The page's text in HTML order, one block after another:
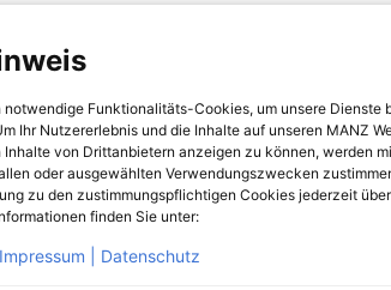
Funktionalitäts-Cookies, um unsere Dienste
Ihr Nutzererlebnis und die Inhalte auf unseren MANZ
von Drittanbietern anzeigen zu können, werden
oder ausgewählten Verwendungszwecken
zu den zustimmungspflichtigen Cookies jederzeit
finden Sie unter:
Impressum | Datenschutz